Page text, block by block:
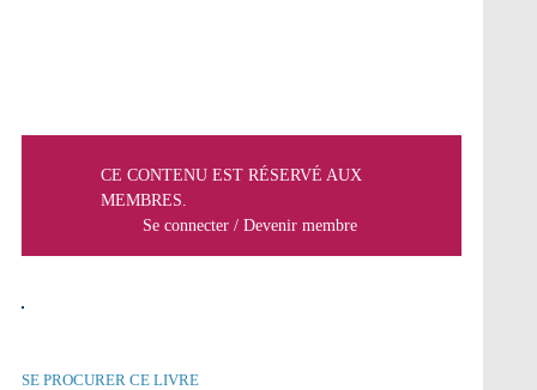
CE CONTENU EST RÉSERVÉ AUX
MEMBRES.
Se connecter/ Devenir membre
SE PROCURER CE LIVRE